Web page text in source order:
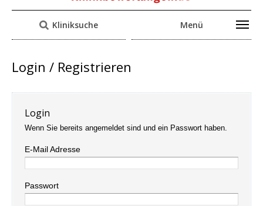
Kliniksuche Menü
Login / Registrieren
Login
Wenn Sie bereits angemeldet sind und ein Passwort haben.
E-Mail Adresse
Passwort